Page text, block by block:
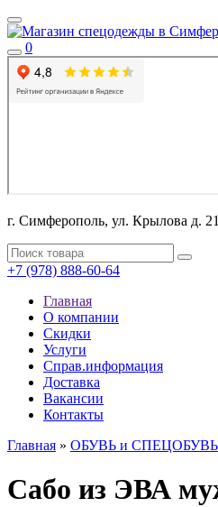
0
г. Симферополь, ул. Крылова д. 21
+7 (978) 888-60-64
Главная
О компании
Скидки
Услуги
Справ.информация
Доставка
Вакансии
Контакты
Главная » ОБУВЬ и СПЕЦОБУВЬ
Сабо из ЭВА